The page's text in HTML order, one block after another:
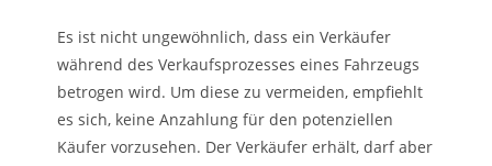
Es ist nicht ungewöhnlich, dass ein Verkäufer
während des Verkaufsprozesses eines Fahrzeugs
betrogen wird. Um diese zu vermeiden, empfiehlt
es sich, keine Anzahlung für den potenziellen
Käufer vorzusehen. Der Verkäufer erhält, darf aber